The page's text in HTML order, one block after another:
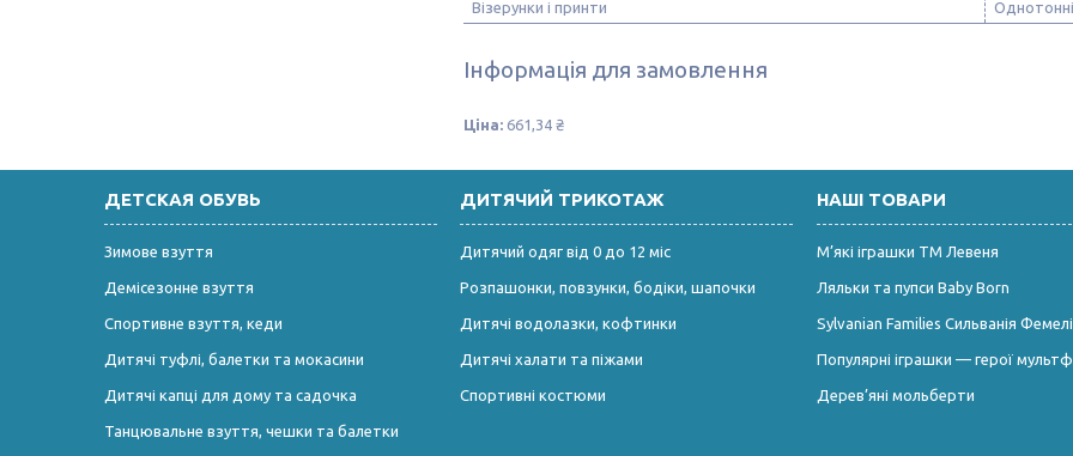
Візерунки і принти
Інформація для замовлення
Ціна: 661,34 ₴
ДЕТСКАЯ ОБУВЬ
Зимове взуття
Демісезонне взуття
Спортивне взуття, кеди
Дитячі туфлі, балетки та мокасини
Дитячі капці для дому та садочка
Танцювальне взуття, чешки та балетки
ДИТЯЧИЙ ТРИКОТАЖ
Дитячий одяг від 0 до 12 міс
Розпашонки, повзунки, бодіки, шапочки
Дитячі водолазки, кофтинки
Дитячі халати та піжами
Спортивні костюми
НАШІ ТОВАРИ
М’які іграшки ТМ Левеня
Ляльки та пупси Baby Born
Sylvanian Families Сильванія Фемелі
Популярні іграшки — герої
Дерев’яні мольберти